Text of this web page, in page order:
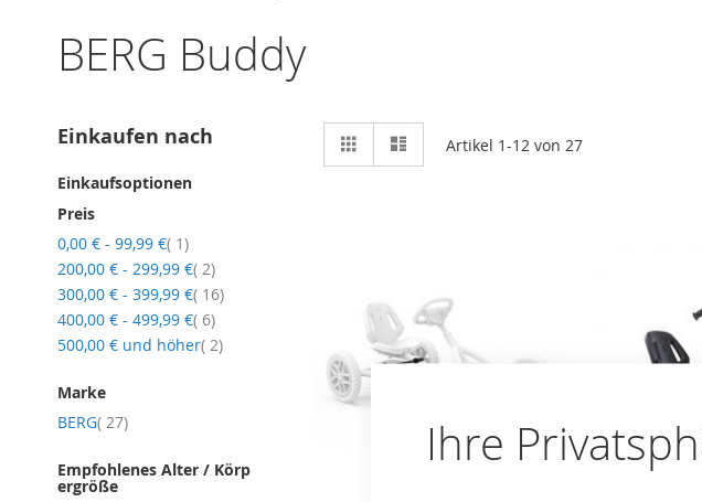
Ihre
BERG Buddy
Ansicht
als
Raster Artikel 1-12 von 27
Einkaufen nach
Einkaufsoptionen
Preis
0,00 € - 99,99 € 1Artikel
200,00 € - 299,99 € 2Artikel
300,00 € - 399,99 € 16Artikel
400,00 € - 499,99 € 6Artikel
500,00 € und höher 2Artikel
Marke
BERG 27Artikel
Empfohlenes Alter / Körp
ergröße